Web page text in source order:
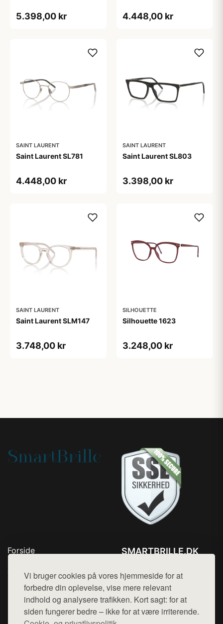
Vi bruger cookies på vores hjemmeside for at
forbedre din oplevelse, vise mere relevant
indhold og analysere trafikken. Kort sagt: for at
siden fungerer bedre – ikke for at være irriterende.
5.398,00 kr 4.448,00 kr
SAINT LAURENT
Saint Laurent SL781
4.448,00 kr
SAINT LAURENT
Saint Laurent SL803
3.398,00 kr
SAINT LAURENT
Saint Laurent SLM147
3.748,00 kr
SILHOUETTE
Silhouette 1623
3.248,00 kr
Forside
Top Rabatter
Blog
Kontakt
SMARTBRILLE.DK
Mail: hej@want.dk
Cookie- og privatlivspolitik